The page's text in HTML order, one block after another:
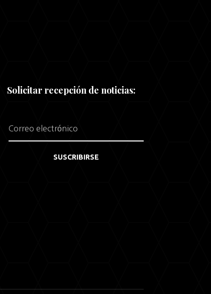
Solicitar recepción de noticias:
SUSCRIBIRSE